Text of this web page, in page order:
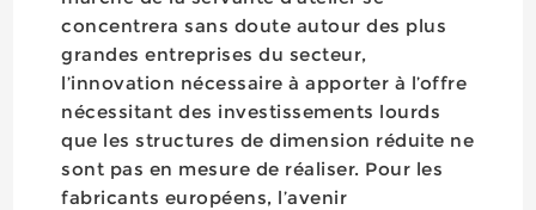
concentrera sans doute autour des plus
grandes entreprises du secteur,
l’innovation nécessaire à apporter à l’offre
nécessitant des investissements lourds
que les structures de dimension réduite ne
sont pas en mesure de réaliser. Pour les
fabricants européens, l’avenir